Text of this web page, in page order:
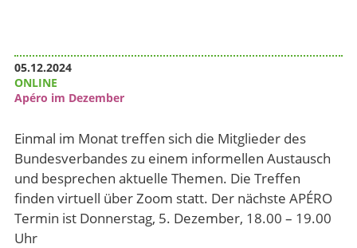
05.12.2024
ONLINE
Apéro im Dezember
Einmal im Monat treffen sich die Mitglieder des
Bundesverbandes zu einem informellen Austausch
und besprechen aktuelle Themen. Die Treffen
finden virtuell über Zoom statt. Der nächste APÉRO
Termin ist Donnerstag, 5. Dezember, 18.00 – 19.00
Uhr